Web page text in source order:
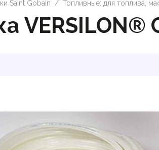
Saint Gobain / Топливные: для топлива,
VERSILON®